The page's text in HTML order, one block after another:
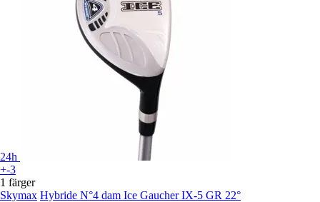
24h
+-3
1 färger
Skymax Hybride N°4 dam Ice Gaucher IX-5 GR 22°